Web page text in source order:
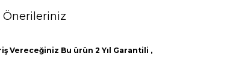
Önerileriniz
Vereceğiniz Bu ürün 2 Yıl Garantili ,